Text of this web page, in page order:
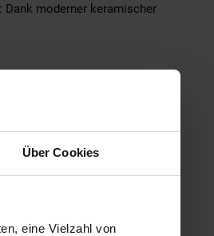
Über Cookies
eine Vielzahl von
moderner keramischer